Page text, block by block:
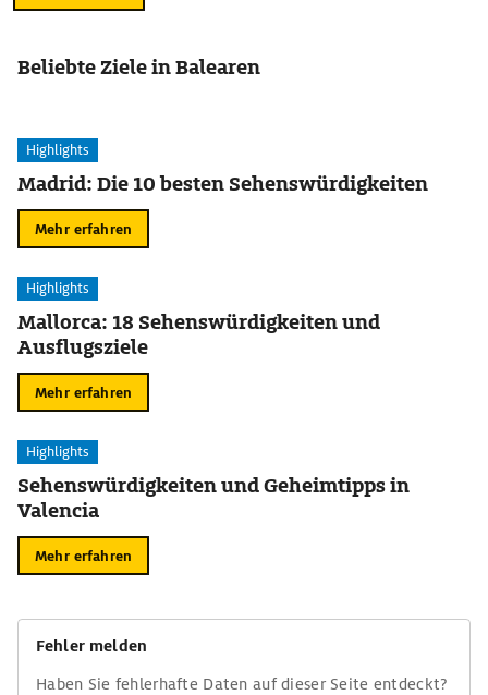
Beliebte Ziele in Balearen
Highlights
Madrid: Die 10 besten Sehenswürdigkeiten
Mehr erfahren
Highlights
Mallorca: 18 Sehenswürdigkeiten und
Ausflugsziele
Mehr erfahren
Highlights
Sehenswürdigkeiten und Geheimtipps in
Valencia
Mehr erfahren
Fehler melden
Haben Sie fehlerhafte Daten auf dieser Seite entdeckt?